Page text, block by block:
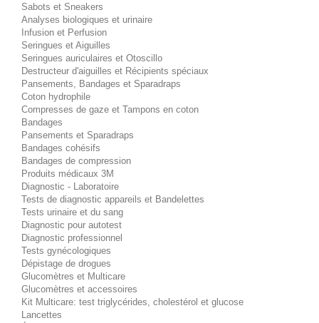
Sabots et Sneakers
Analyses biologiques et urinaire
Infusion et Perfusion
Seringues et Aiguilles
Seringues auriculaires et Otoscillo
Destructeur d'aiguilles et Récipients spéciaux
Pansements, Bandages et Sparadraps
Coton hydrophile
Compresses de gaze et Tampons en coton
Bandages
Pansements et Sparadraps
Bandages cohésifs
Bandages de compression
Produits médicaux 3M
Diagnostic - Laboratoire
Tests de diagnostic appareils et Bandelettes
Tests urinaire et du sang
Diagnostic pour autotest
Diagnostic professionnel
Tests gynécologiques
Dépistage de drogues
Glucomètres et Multicare
Glucomètres et accessoires
Kit Multicare: test triglycérides, cholestérol et glucose
Lancettes